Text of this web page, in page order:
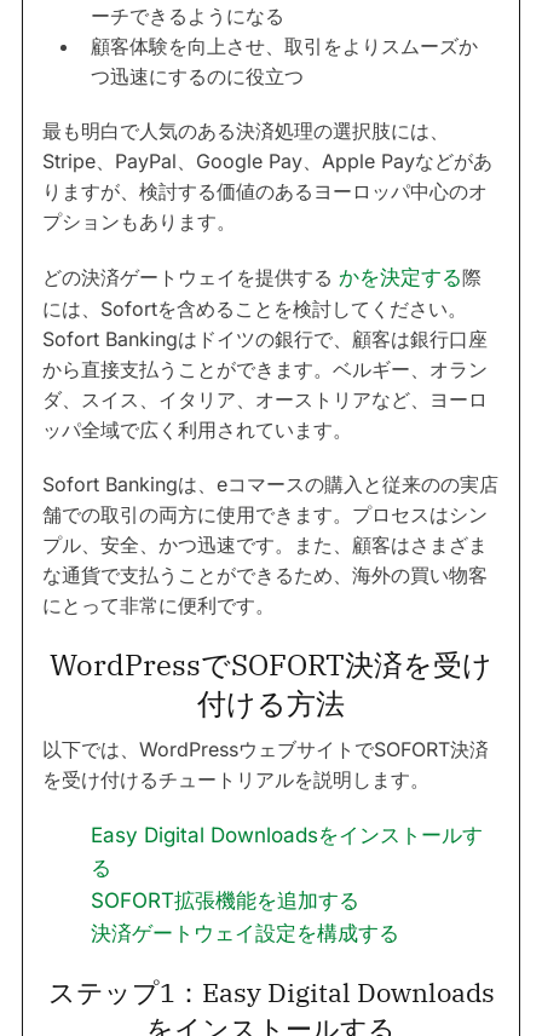
ーチできるようになる
顧客体験を向上させ、取引をよりスムーズか
つ迅速にするのに役立つ
最も明白で人気のある決済処理の選択肢には、
Stripe、PayPal、Google Pay、Apple Payなどがあ
りますが、検討する価値のあるヨーロッパ中心のオ
プションもあります。
どの決済ゲートウェイを提供する かを決定する際
には、Sofortを含めることを検討してください。
Sofort Bankingはドイツの銀行で、顧客は銀行口座
から直接支払うことができます。ベルギー、オラン
ダ、スイス、イタリア、オーストリアなど、ヨーロ
ッパ全域で広く利用されています。
Sofort Bankingは、eコマースの購入と従来のの実店
舗での取引の両方に使用できます。プロセスはシン
プル、安全、かつ迅速です。また、顧客はさまざま
な通貨で支払うことができるため、海外の買い物客
にとって非常に便利です。
WordPressでSOFORT決済を受け
付ける方法
以下では、WordPressウェブサイトでSOFORT決済
を受け付けるチュートリアルを説明します。
Easy Digital Downloadsをインストールす
る
SOFORT拡張機能を追加する
決済ゲートウェイ設定を構成する
ステップ1：Easy Digital Downloads
をインストールする